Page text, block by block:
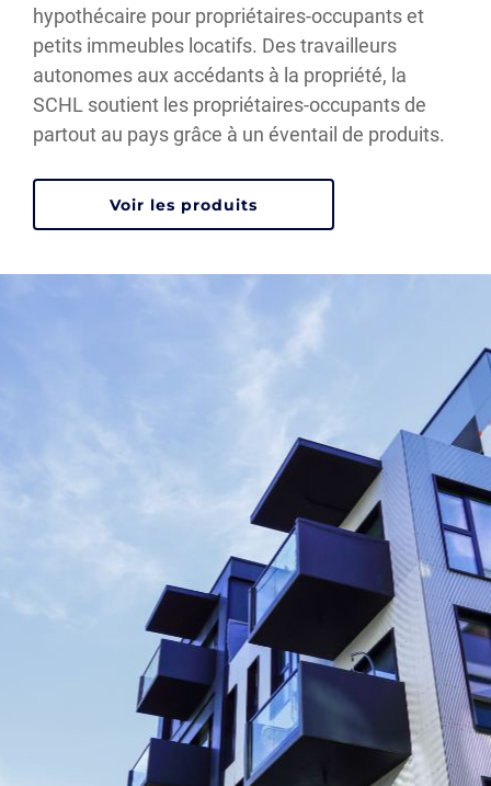
hypothécaire pour propriétaires-occupants et
petits immeubles locatifs. Des travailleurs
autonomes aux accédants à la propriété, la
SCHL soutient les propriétaires-occupants de
partout au pays grâce à un éventail de produits.
Voir les produits